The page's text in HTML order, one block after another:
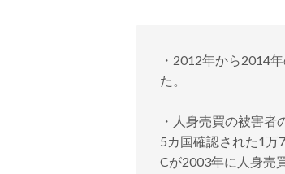
・2012年から2014
た。
・人身売買の被害
5カ国確認された1万
Cが2003年に人身売